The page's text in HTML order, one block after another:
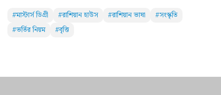
#মাস্টার্স ডিগ্রী #রাশিয়ান হাউস #রাশিয়ান ভাষা
#সংস্কৃতি
#ভর্তির নিয়ম
#বৃত্তি